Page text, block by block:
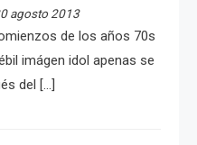
agosto 2013
de los años 70s
imágen idol apenas se
del […]